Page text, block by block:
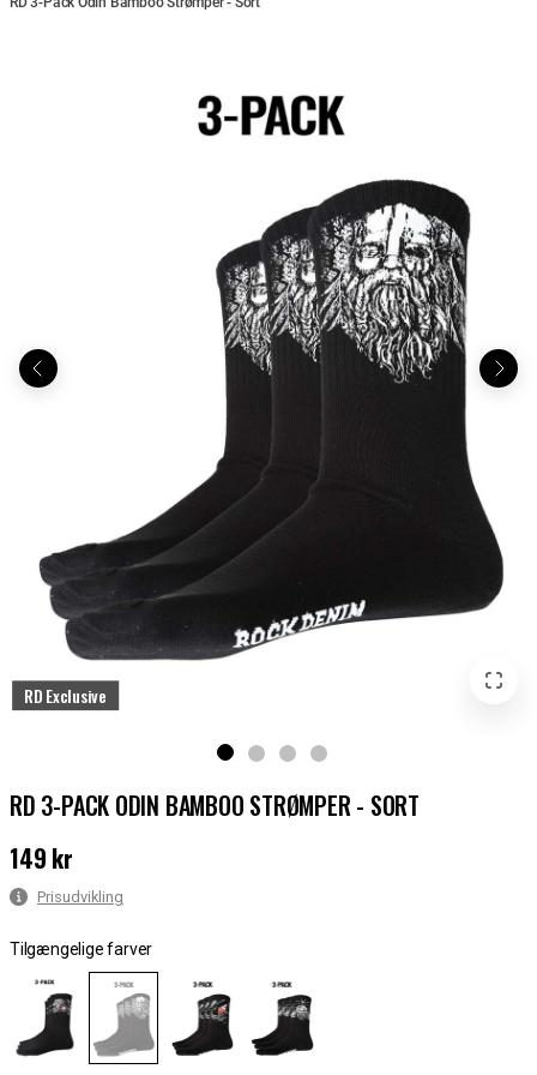
RD Exclusive
RD 3-PACK ODIN BAMBOO STRØMPER - SORT
Pris: 149 kr
149 kr
Prisudvikling
Tilgængelige farver